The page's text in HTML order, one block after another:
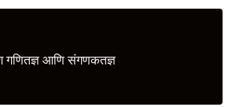
गणितज्ञ आणि संगणकतज्ञ